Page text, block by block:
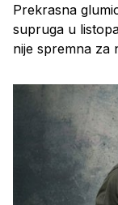
Prekrasna
supruga u
nije spremna za